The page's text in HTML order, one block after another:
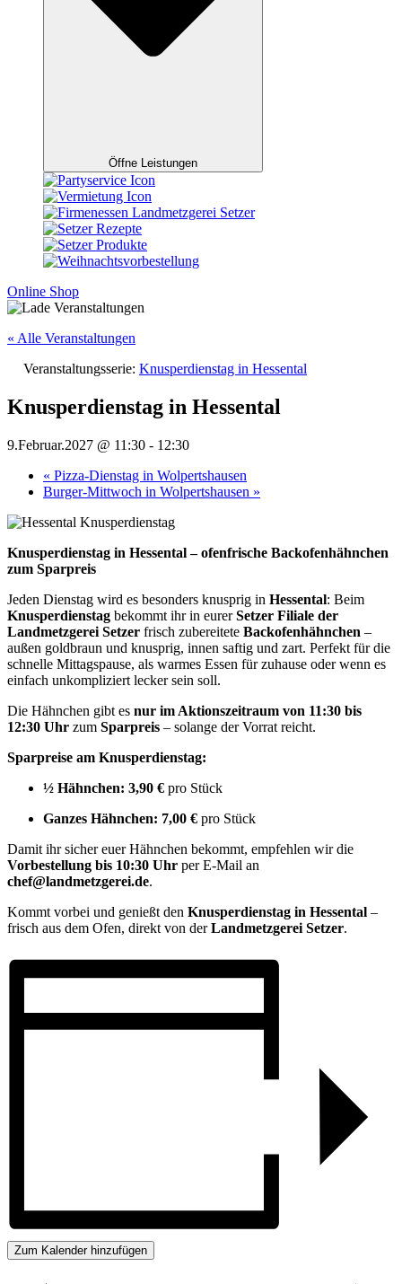
Öffne Leistungen
Online Shop
« Alle Veranstaltungen
Veranstaltungsserie: Knusperdienstag in Hessental
Knusperdienstag in Hessental
9.Februar.2027 @ 11:30 - 12:30
« Pizza-Dienstag in Wolpertshausen
Burger-Mittwoch in Wolpertshausen »
Knusperdienstag in Hessental – ofenfrische Backofenhähnchen
zum Sparpreis
Jeden Dienstag wird es besonders knusprig in Hessental: Beim
Knusperdienstag bekommt ihr in eurerSetzer Filiale der
Landmetzgerei Setzer frisch zubereitete Backofenhähnchen –
außen goldbraun und knusprig, innen saftig und zart. Perfekt für die
schnelle Mittagspause, als warmes Essen für zuhause oder wenn es
einfach unkompliziert lecker sein soll.
Die Hähnchen gibt es nur im Aktionszeitraum von 11:30 bis
12:30 Uhr zum Sparpreis – solange der Vorrat reicht.
Sparpreise am Knusperdienstag:
½ Hähnchen: 3,90 € pro Stück
Ganzes Hähnchen: 7,00 € pro Stück
Damit ihr sicher euer Hähnchen bekommt, empfehlen wir die
Vorbestellung bis 10:30 Uhr per E-Mail an
chef@landmetzgerei.de.
Kommt vorbei und genießt den Knusperdienstag in Hessental –
frisch aus dem Ofen, direkt von derLandmetzgerei Setzer.
Zum Kalender hinzufügen